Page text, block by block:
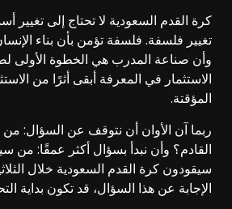
كرة القدم السعودية لا تحتاج إلى تغيير
تغيير فلسفة. فلسفة تؤمن بأن بناء
وأن صناعة المدرب هي الخطوة الأولى
الاستثمار في المعرفة أبقى أثرًا من
المؤقتة.
ربما آن الأوان أن نتوقف عن السؤال:
القادم؟ وأن نبدأ بسؤال أكثر عمقًا: من
سيقودون كرة القدم السعودية خلال
الإجابة عن هذا السؤال، قد تكون بداية